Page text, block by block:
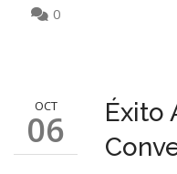
0
OCT
06
Éxito